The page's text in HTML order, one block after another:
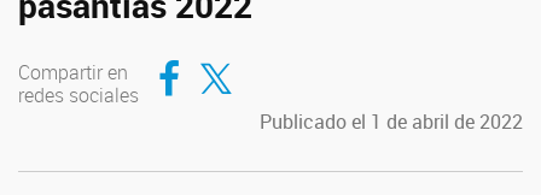
Compartir en
redes sociales
Compartir en Facebook
Compartir en Twitter
Publicado el 1 de abril de 2022